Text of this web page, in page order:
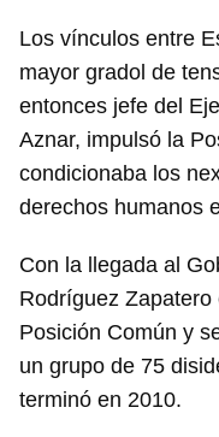
Los vínculos entre
mayor gradol de
entonces jefe del
Aznar, impulsó la
condicionaba los
derechos humanos
Con la llegada al
Rodríguez
Posición Común y
un grupo de 75
terminó en 2010.